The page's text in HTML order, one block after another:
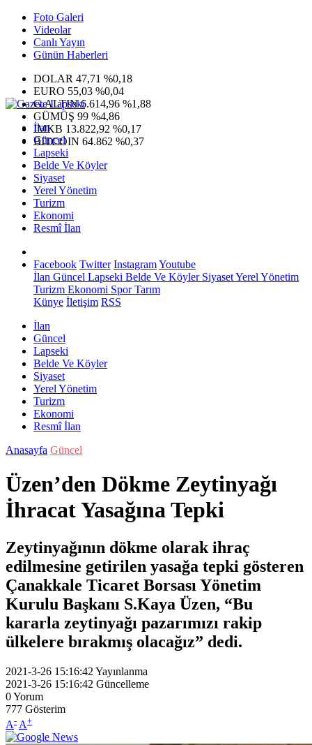
Foto Galeri
Videolar
Canlı Yayın
Günün Haberleri
DOLAR 47,71 %0,18
EURO 55,03 %0,04
G.ALTIN6.614,96 %1,88
GÜMÜŞ 99 %4,86
IMKB 13.822,92 %0,17
BITCOIN 64.862 %0,37
İlan
Güncel
Lapseki
Belde Ve Köyler
Siyaset
Yerel Yönetim
Turizm
Ekonomi
Resmî İlan
Facebook Twitter InstagramYoutube
İlan Güncel Lapseki Belde Ve KöylerSiyasetYerel Yönetim
Turizm Ekonomi SporTarım
Künye İletişim RSS
İlan
Güncel
Lapseki
Belde Ve Köyler
Siyaset
Yerel Yönetim
Turizm
Ekonomi
Resmî İlan
Anasayfa Güncel
Üzen’den Dökme Zeytinyağı
İhracat Yasağına Tepki
Zeytinyağının dökme olarak ihraç
edilmesine getirilen yasağa tepki gösteren
Çanakkale Ticaret Borsası Yönetim
Kurulu Başkanı S.Kaya Üzen, “Bu
kararla zeytinyağı pazarımızı rakip
ülkelere bırakmış olacağız” dedi.
2021-3-26 15:16:42 Yayınlanma
2021-3-26 15:16:42 Güncelleme
0Yorum
777 Gösterim
A- A+